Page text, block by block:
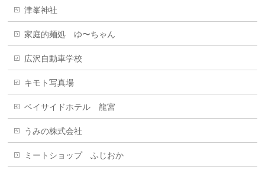
津峯神社
家庭的麺処 ゆ〜ちゃん
広沢自動車学校
キモト写真場
ベイサイドホテル 龍宮
うみの株式会社
ミートショップ ふじおか